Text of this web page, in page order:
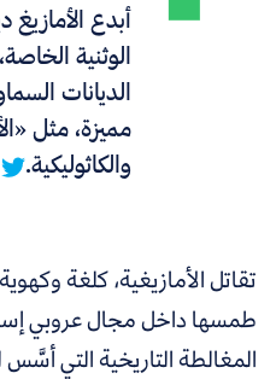
أبدع الأمازيغ
الوثنية
الديانات
مميزة، مثل
والكاثوليكية.
تقاتل الأمازيغية، كلغة
طمسها داخل مجال عروبي
المغالطة التاريخية التي